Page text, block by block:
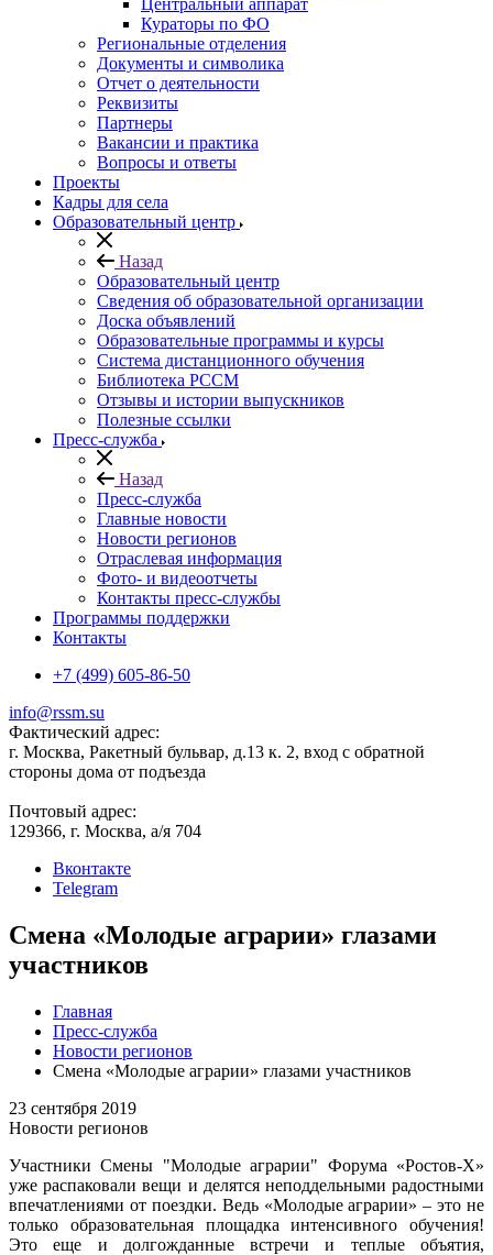
Центральный аппарат
Кураторы по ФО
Региональные отделения
Документы и символика
Отчет о деятельности
Реквизиты
Партнеры
Вакансии и практика
Вопросы и ответы
Проекты
Кадры для села
Образовательный центр
Назад
Образовательный центр
Сведения об образовательной организации
Доска объявлений
Образовательные программы и курсы
Система дистанционного обучения
Библиотека РССМ
Отзывы и истории выпускников
Полезные ссылки
Пресс-служба
Назад
Пресс-служба
Главные новости
Новости регионов
Отраслевая информация
Фото- и видеоотчеты
Контакты пресс-службы
Программы поддержки
Контакты
+7 (499) 605-86-50
info@rssm.su
Фактический адрес:
г. Москва, Ракетный бульвар, д.13 к. 2, вход с обратной
стороны дома от подъезда
Почтовый адрес:
129366, г. Москва, а/я 704
Вконтакте
Telegram
Смена «Молодые аграрии» глазами
участников
Главная
Пресс-служба
Новости регионов
Смена «Молодые аграрии» глазами участников
23 сентября 2019
Новости регионов
Участники Смены "Молодые аграрии" Форума «Ростов-Х»
уже распаковали вещи и делятся неподдельными радостными
впечатлениями от поездки. Ведь «Молодые аграрии» – это не
только образовательная площадка интенсивного обучения!
Это еще и долгожданные встречи и теплые объятия,